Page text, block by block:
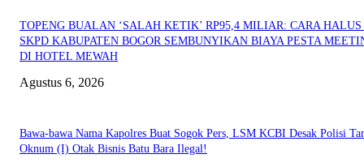
TOPENG BUALAN ‘SALAH KETIK’ RP95,4 MILIAR: CARA HALUS
SKPD KABUPATEN BOGOR SEMBUNYIKAN BIAYA PESTA
DI HOTEL MEWAH
Agustus 6, 2026
Bawa-bawa Nama Kapolres Buat Sogok Pers, LSM KCBI Desak Polisi
Oknum (I) Otak Bisnis Batu Bara Ilegal!